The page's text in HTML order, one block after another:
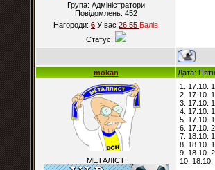
Група: Адміністратори
Повідомлень: 452
Нагороди: 6 У вас 26.55 Балiв
Статус:
mokan Дата:
МЕТАЛІСТ
1. 17.10.
2. 17.10.
3. 17.10.
4. 17.10.
5. 17.10.
6. 17.10.
7. 18.10.
8. 18.10.
9. 18.10.
10.